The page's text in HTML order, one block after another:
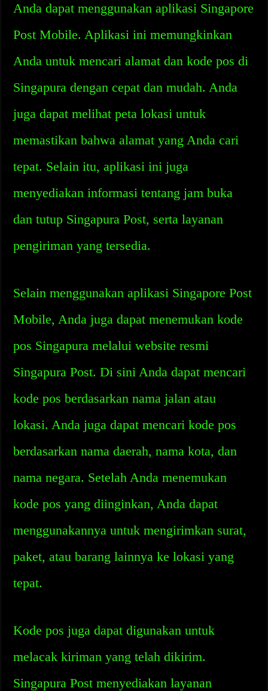
Anda dapat menggunakan aplikasi Singapore
Post Mobile. Aplikasi ini memungkinkan
Anda untuk mencari alamat dan kode pos di
Singapura dengan cepat dan mudah. Anda
juga dapat melihat peta lokasi untuk
memastikan bahwa alamat yang Anda cari
tepat. Selain itu, aplikasi ini juga
menyediakan informasi tentang jam buka
dan tutup Singapura Post, serta layanan
pengiriman yang tersedia.
Selain menggunakan aplikasi Singapore Post
Mobile, Anda juga dapat menemukan kode
pos Singapura melalui website resmi
Singapura Post. Di sini Anda dapat mencari
kode pos berdasarkan nama jalan atau
lokasi. Anda juga dapat mencari kode pos
berdasarkan nama daerah, nama kota, dan
nama negara. Setelah Anda menemukan
kode pos yang diinginkan, Anda dapat
menggunakannya untuk mengirimkan surat,
paket, atau barang lainnya ke lokasi yang
tepat.
Kode pos juga dapat digunakan untuk
melacak kiriman yang telah dikirim.
Singapura Post menyediakan layanan